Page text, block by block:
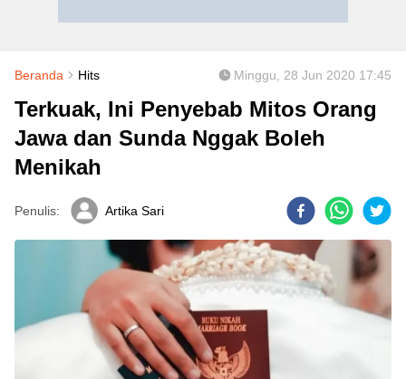
Beranda Hits Minggu, 28 Jun 2020 17:45
Terkuak, Ini Penyebab Mitos Orang
Jawa dan Sunda Nggak Boleh
Menikah
Penulis: Artika Sari